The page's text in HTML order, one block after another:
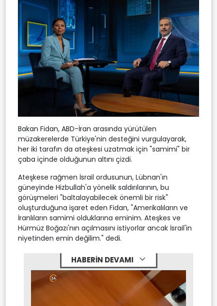
Bakan Fidan, ABD-İran arasında yürütülen
müzakerelerde Türkiye'nin desteğini vurgulayarak,
her iki tarafın da ateşkesi uzatmak için "samimi" bir
çaba içinde olduğunun altını çizdi.
Ateşkese rağmen İsrail ordusunun, Lübnan'ın
güneyinde Hizbullah'a yönelik saldırılarının, bu
görüşmeleri "baltalayabilecek önemli bir risk"
oluşturduğuna işaret eden Fidan, "Amerikalıların ve
İranlıların samimi olduklarına eminim. Ateşkes ve
Hürmüz Boğazı'nın açılmasını istiyorlar ancak İsrail'in
niyetinden emin değilim." dedi.
HABERİN DEVAMI